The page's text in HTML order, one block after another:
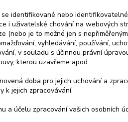
identifikované nebo
i uživatelské chování na webových
(nebo je to možné jen s
vyhledávání, používání,
v souladu s účinnou právní
kterou uzavřeme apod.
doba pro jejich uchování a
k jejich zpracovávání.
a účelu zpracování vašich osobních